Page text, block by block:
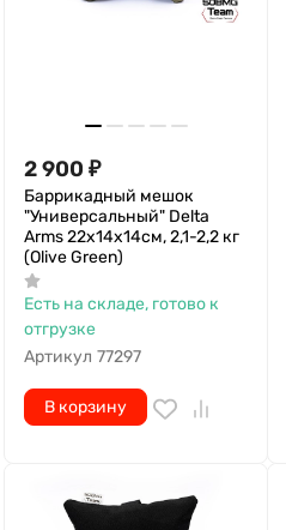
2 900 ₽
Баррикадный мешок
"Универсальный" Delta
Arms 22х14х14см, 2,1-2,2 кг
(Olive Green)
Есть на складе, готово к
отгрузке
Артикул 77297
В корзину